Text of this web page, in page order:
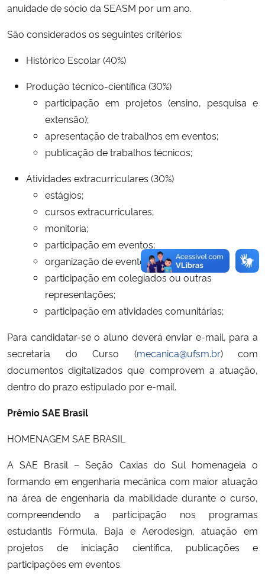
anuidade de sócio da SEASM por um ano.
São considerados os seguintes critérios:
Histórico Escolar (40%)
Produção técnico-científica (30%)
participação em projetos (ensino, pesquisa e
extensão);
apresentação de trabalhos em eventos;
publicação de trabalhos técnicos;
Atividades extracurriculares (30%)
estágios;
cursos extracurriculares;
monitoria;
participação em eventos;
organização de eventos;
participação em colegiados ou outras
representações;
participação em atividades comunitárias;
Para candidatar-se o aluno deverá enviar e-mail, para a
secretaria do Curso (mecanica@ufsm.br) com
documentos digitalizados que comprovem a atuação,
dentro do prazo estipulado por e-mail.
Prêmio SAE Brasil
HOMENAGEM SAE BRASIL
A SAE Brasil – Seção Caxias do Sul homenageia o
formando em engenharia mecânica com maior atuação
na área de engenharia da mabilidade durante o curso,
compreendendo a participação nos programas
estudantis Fórmula, Baja e Aerodesign, atuação em
projetos de iniciação científica, publicações e
participações em eventos.